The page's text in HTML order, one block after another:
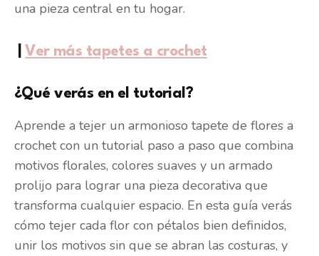
una pieza central en tu hogar.
Ver más tapetes a crochet
¿Qué verás en el tutorial?
Aprende a tejer un armonioso tapete de flores a
crochet con un tutorial paso a paso que combina
motivos florales, colores suaves y un armado
prolijo para lograr una pieza decorativa que
transforma cualquier espacio. En esta guía verás
cómo tejer cada flor con pétalos bien definidos,
unir los motivos sin que se abran las costuras, y